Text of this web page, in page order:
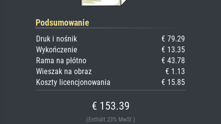
Podsumowanie
Druk i nośnik
€ 79.29
Wykończenie
€ 13.35
Rama na płótno
€ 43.78
Wieszak na obraz
€ 1.13
Koszty licencjonowania
€ 15.85
€ 153.39
(Enthält 23% MwSt.)